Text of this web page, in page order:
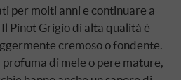
per molti anni e continuare a
Pinot Grigio di alta qualità è
cremoso o fondente.
di mele o pere mature,